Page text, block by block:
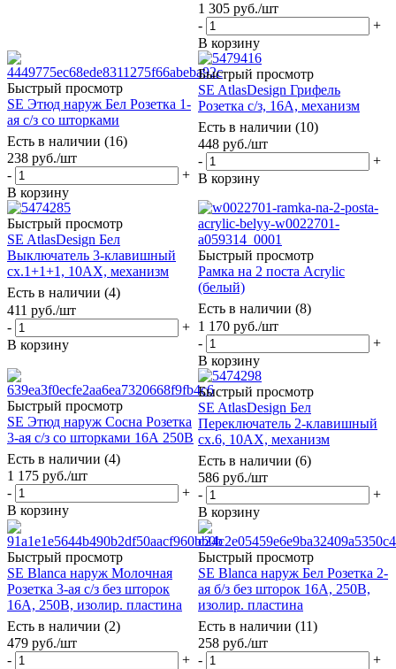
1 305 руб./шт
-
+
В корзину
Быстрый просмотр
SE Этюд наруж Бел Розетка 1-
ая с/з со шторками
Есть в наличии (16)
238 руб./шт
-
+
В корзину
Быстрый просмотр
SE AtlasDesign Грифель
Розетка с/з, 16А, механизм
Есть в наличии (10)
448 руб./шт
-
+
В корзину
Быстрый просмотр
SE AtlasDesign Бел
Выключатель 3-клавишный
сх.1+1+1, 10АХ, механизм
Есть в наличии (4)
411 руб./шт
-
+
В корзину
Быстрый просмотр
Рамка на 2 поста Acrylic
(белый)
Есть в наличии (8)
1 170 руб./шт
-
+
В корзину
Быстрый просмотр
SE Этюд наруж Сосна Розетка
3-ая с/з со шторками 16А 250B
Есть в наличии (4)
1 175 руб./шт
-
+
В корзину
Быстрый просмотр
SE AtlasDesign Бел
Переключатель 2-клавишный
сх.6, 10АХ, механизм
Есть в наличии (6)
586 руб./шт
-
+
В корзину
Быстрый просмотр
SE Blanca наруж Молочная
Розетка 3-ая с/з без шторок
16А, 250В, изолир. пластина
Есть в наличии (2)
479 руб./шт
-
+
Быстрый просмотр
SE Blanca наруж Бел Розетка 2-
ая б/з без шторок 16А, 250В,
изолир. пластина
Есть в наличии (11)
258 руб./шт
-
+